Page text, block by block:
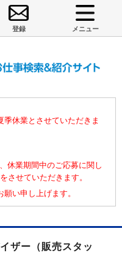
登録 メニュー
休業とさせていただきま
休業期間中のご応募に関し
させていただきます。
い申し上げます。
ザー（販売スタッ